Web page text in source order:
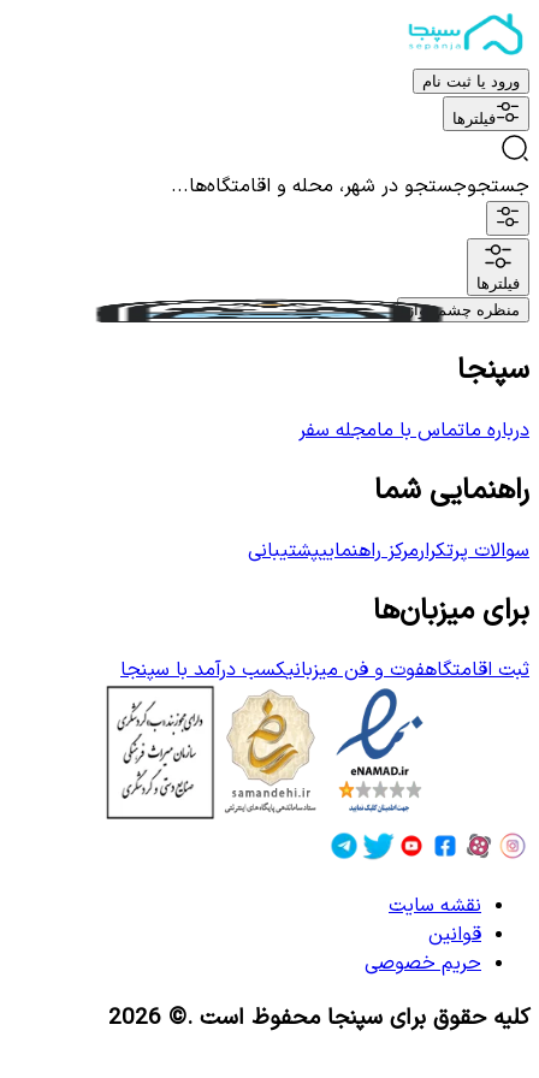
ورود یا ثبت نام
فیلترها
جستجوجستجو در شهر، محله و اقامتگاه‌ها...
فیلترها
منظره چشم نواز
سپنجا
درباره ماتماس با مامجله سفر
راهنمایی شما
سوالات پرتکرارمرکز راهنماییپشتیبانی
برای میزبان‌ها
ثبت اقامتگاهفوت و فن میزبانیکسب درآمد با سپنجا
نقشه سایت
قوانین
حریم خصوصی
کلیه حقوق برای سپنجا محفوظ است .© 2026